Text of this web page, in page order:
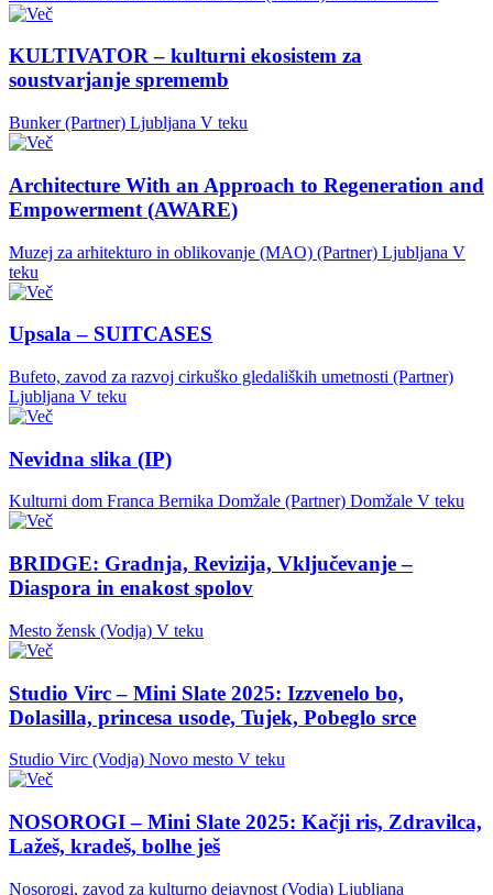
KULTIVATOR – kulturni ekosistem za
soustvarjanje sprememb
Bunker (Partner) Ljubljana V teku
Architecture With an Approach to Regeneration and
Empowerment (AWARE)
Muzej za arhitekturo in oblikovanje (MAO) (Partner) Ljubljana V
teku
Upsala – SUITCASES
Bufeto, zavod za razvoj cirkuško gledaliških umetnosti (Partner)
Ljubljana V teku
Nevidna slika (IP)
Kulturni dom Franca Bernika Domžale (Partner) Domžale V teku
BRIDGE: Gradnja, Revizija, Vključevanje –
Diaspora in enakost spolov
Mesto žensk (Vodja) V teku
Studio Virc – Mini Slate 2025: Izzvenelo bo,
Dolasilla, princesa usode, Tujek, Pobeglo srce
Studio Virc (Vodja) Novo mesto V teku
NOSOROGI – Mini Slate 2025: Kačji ris, Zdravilca,
Lažeš, kradeš, bolhe ješ
Nosorogi, zavod za kulturno dejavnost (Vodja) Ljubljana